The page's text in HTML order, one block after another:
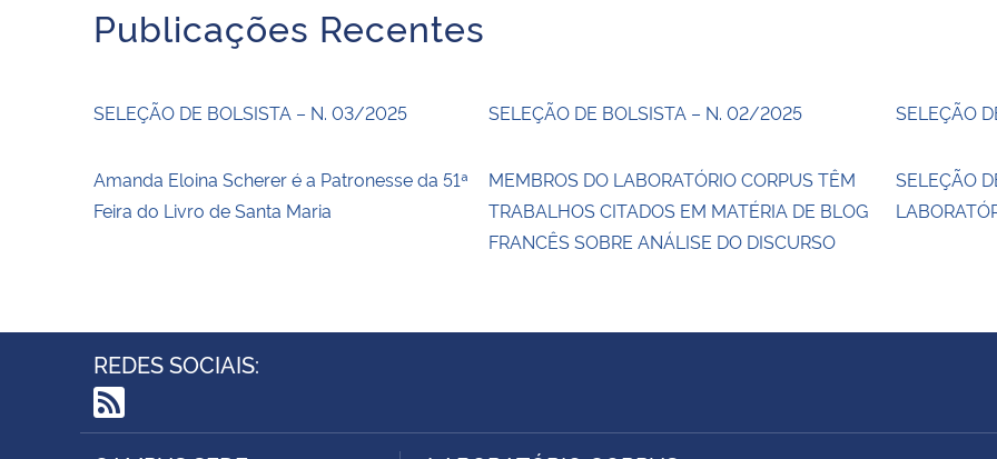
Publicações Recentes
SELEÇÃO DE BOLSISTA – N. 03/2025 SELEÇÃO DE BOLSISTA – N. 02/2025 SELEÇÃO
Amanda Eloina Scherer é a Patronesse da 51ª
Feira do Livro de Santa Maria
MEMBROS DO LABORATÓRIO CORPUS TÊM
TRABALHOS CITADOS EM MATÉRIA DE BLOG
FRANCÊS SOBRE ANÁLISE DO DISCURSO
SELEÇÃO
REDES SOCIAIS:
RSS